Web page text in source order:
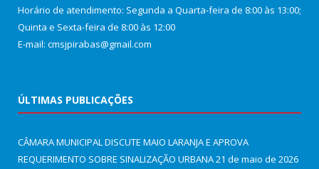
Horário de atendimento: Segunda a Quarta-feira de 8:00 às 13:00;
Quinta e Sexta-feira de 8:00 às 12:00
E-mail: cmsjpirabas@gmail.com
ÚLTIMAS PUBLICAÇÕES
CÂMARA MUNICIPAL DISCUTE MAIO LARANJA E APROVA
REQUERIMENTO SOBRE SINALIZAÇÃO URBANA21 de maio de 2026